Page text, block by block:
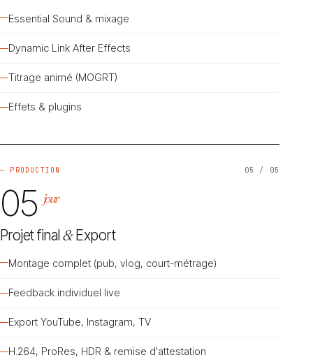
Essential Sound & mixage
Dynamic Link After Effects
Titrage animé (MOGRT)
Effets & plugins
— PRODUCTION 05 / 05
05 jour
Projet final&Export
Montage complet (pub, vlog, court-métrage)
Feedback individuel live
Export YouTube, Instagram, TV
H.264, ProRes, HDR & remise d'attestation